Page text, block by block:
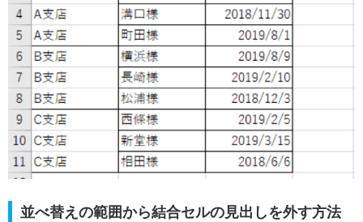
並べ替えの範囲から結合セルの見出しを外す方法